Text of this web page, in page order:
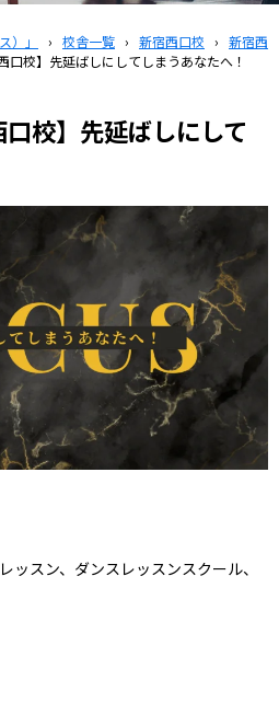
）」 › 校舎一覧 › 新宿西口校 › 新宿西
西口校】先延ばしにしてしまうあなたへ！
口校】先延ばしにして
ッスン、ダンスレッスンスクール、